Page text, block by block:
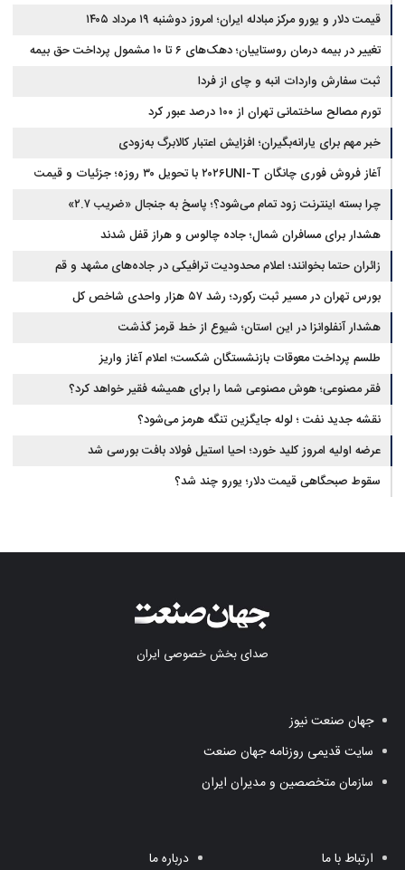
قیمت دلار و یورو مرکز مبادله ایران؛ امروز دوشنبه ۱۹ مرداد ۱۴۰۵
تغییر در بیمه درمان روستاییان؛ دهک‌های ۶ تا ۱۰ مشمول پرداخت حق بیمه
شدند
ثبت سفارش واردات انبه و چای از فردا
تورم مصالح ساختمانی تهران از ۱۰۰ درصد عبور کرد
خبر مهم برای یارانه‌بگیران؛ افزایش اعتبار کالابرگ به‌زودی
آغاز فروش فوری چانگان ۲۰۲۶UNI-T با تحویل ۳۰ روزه؛ جزئیات و قیمت
چرا بسته اینترنت زود تمام می‌شود؟؛ پاسخ به جنجال «ضریب ۲.۷»
هشدار برای مسافران شمال؛ جاده چالوس و هراز قفل شدند
زائران حتما بخوانند؛ اعلام محدودیت ترافیکی در جاده‌های مشهد و قم
بورس تهران در مسیر ثبت رکورد؛ رشد ۵۷ هزار واحدی شاخص کل
هشدار آنفلوانزا در این استان؛ شیوع از خط قرمز گذشت
طلسم پرداخت معوقات بازنشستگان شکست؛ اعلام آغاز واریز
فقر مصنوعی؛ هوش مصنوعی شما را برای همیشه فقیر خواهد کرد؟
نقشه جدید نفت ؛ لوله جایگزین تنگه هرمز می‌شود؟
عرضه اولیه امروز کلید خورد؛ احیا استیل فولاد بافت بورسی شد
سقوط صبحگاهی قیمت دلار؛ یورو چند شد؟
صدای بخش خصوصی ایران
جهان صنعت نیوز
سایت قدیمی روزنامه جهان صنعت
سازمان متخصصین و مدیران ایران
ارتباط با ما درباره ما